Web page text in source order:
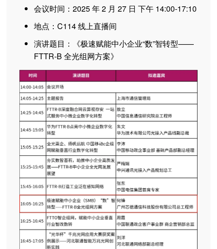
会议时间：2025 年 2 月 27 日 下午 14:00-17:10
地点：C114 线上直播间
演讲题目：《极速赋能中小企业“数”智转型——
FTTR-B 全光组网方案》